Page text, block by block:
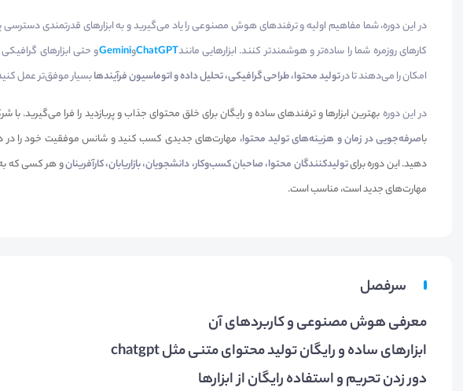
در این دوره، شما مفاهیم اولیه و ترفندهای هوش مصنوعی را یاد می‌گیرید و به ابزارهای قدرتمندی
کارهای روزمره شما را ساده‌تر و هوشمندتر کنند. ابزارهایی مانندChatGPTوGeminiو حتی ابزارهای
امکان را می‌دهند تا درتولید محتوا، طراحی گرافیکی، تحلیل داده و اتوماسیون فرآیندهابسیار موفق‌تر عمل
در این دورهبهترین ابزارها و ترفندهای ساده و رایگان برای خلق محتوای جذاب و پربازدید را فرا می‌گیرید. با
باصرفه‌جویی در زمان و هزینه‌های تولید محتوا، مهارت‌های جدیدی کسب کنید و شانس موفقیت خود را در
دهید. این دوره برایتولیدکنندگان محتوا، صاحبان کسب‌وکار، دانشجویان، بازاریابان، کارآفرینانو هر کسی که
مهارت‌های جدید است، مناسب است.
سرفصل
معرفی هوش مصنوعی و کاربردهای آن
ابزارهای ساده و رایگان تولید محتوای متنی مثل chatgpt
دور زدن تحریم و استفاده رایگان از ابزارها